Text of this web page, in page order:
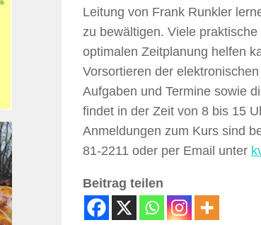
Leitung von Frank Runkler
zu bewältigen. Viele
optimalen Zeitplanung helfen
Vorsortieren der
Aufgaben und Termine sowie
findet in der Zeit von 8 bis 15
Anmeldungen zum Kurs sind
81-2211 oder per Email unter
Beitrag teilen